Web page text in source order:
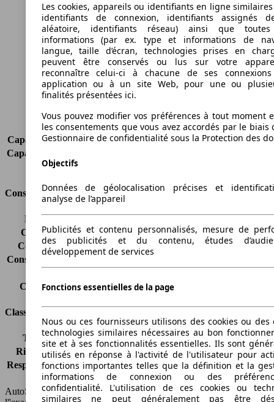
Longueur
4756 mm
Hauteur
1880 mm
Largeur
1832 mm
Empattement
3105 mm
Poids maximum
2485 kg
Charge maximale
1005 kg
Portes
Sièges
2
Charge sur toit
-
Capacité de remorquage (sans freins) 500 kg
Capacité de remorquage (avec freins)
Volume du coffre
Consommation
Émissions de CO2*
Consommation (ville)
-
Consommation (route)
-
Consommation (combinée)*
Capacité du réservoir
60 l
Classes d'assurance
Tous risques
-
Risques partiels
-
Responsabilité civile -
HSN/TSN
n.c./n.c.
AutoScout24 France SAS décline toute responsabilité concernant
Les cookies, appareils ou identifiants en ligne
identifiants de connexion, identifiants assignés
aléatoire, identifiants réseau) ainsi que
informations (par ex. type et informations de
langue, taille d’écran, technologies prises en
peuvent être conservés ou lus sur votre
reconnaître celui-ci à chacune de ses
application ou à un site Web, pour une ou
finalités présentées ici.
Vous pouvez modifier vos préférences à tout moment
les consentements que vous avez accordés par le biais
Gestionnaire de confidentialité sous la Protection des
Objectifs
Données de géolocalisation précises et
analyse de l’appareil
Publicités et contenu personnalisés, mesure de
des publicités et du contenu, études
développement de services
Fonctions essentielles de la page
Nous ou ces fournisseurs utilisons des cookies ou des
technologies similaires nécessaires au bon
site et à ses fonctionnalités essentielles. Ils sont
utilisés en réponse à l'activité de l'utilisateur pour
fonctions importantes telles que la définition et la
informations de connexion ou des
confidentialité. L'utilisation de ces cookies ou
similaires ne peut généralement pas être